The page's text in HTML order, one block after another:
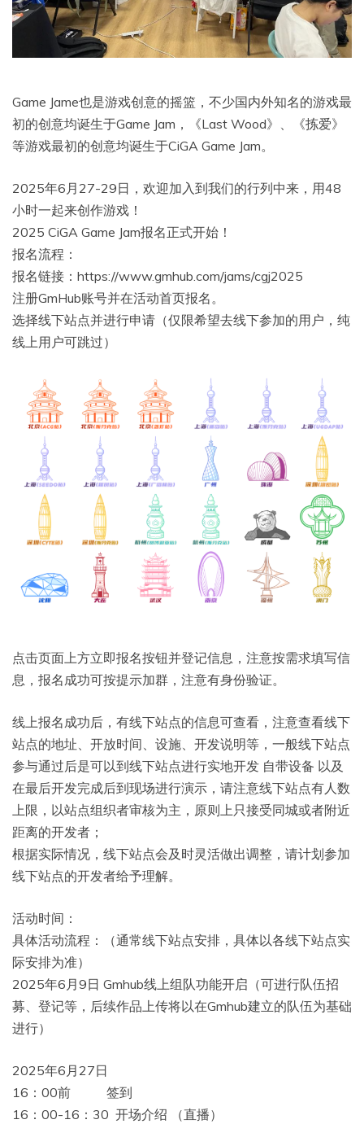
Game Jame也是游戏创意的摇篮，不少国内外知名的游戏最
初的创意均诞生于Game Jam，《Last Wood》、《拣爱》
等游戏最初的创意均诞生于CiGA Game Jam。
2025年6月27-29日，欢迎加入到我们的行列中来，用48
小时一起来创作游戏！
2025 CiGA Game Jam报名正式开始！
报名流程：
报名链接：https://www.gmhub.com/jams/cgj2025
注册GmHub账号并在活动首页报名。
选择线下站点并进行申请（仅限希望去线下参加的用户，纯
线上用户可跳过）
点击页面上方立即报名按钮并登记信息，注意按需求填写信
息，报名成功可按提示加群，注意有身份验证。
线上报名成功后，有线下站点的信息可查看，注意查看线下
站点的地址、开放时间、设施、开发说明等，一般线下站点
参与通过后是可以到线下站点进行实地开发 自带设备 以及
在最后开发完成后到现场进行演示，请注意线下站点有人数
上限，以站点组织者审核为主，原则上只接受同城或者附近
距离的开发者；
根据实际情况，线下站点会及时灵活做出调整，请计划参加
线下站点的开发者给予理解。
活动时间：
具体活动流程：（通常线下站点安排，具体以各线下站点实
际安排为准）
2025年6月9日 Gmhub线上组队功能开启（可进行队伍招
募、登记等，后续作品上传将以在Gmhub建立的队伍为基础
进行）
2025年6月27日
16：00前 签到
16：00-16：30 开场介绍 （直播）